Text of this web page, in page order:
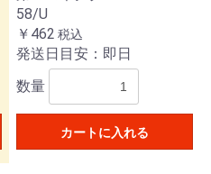
58/U
￥462 税込
発送日目安：即日
数量
カートに入れる